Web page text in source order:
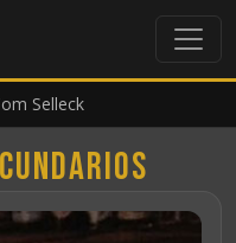
Selleck